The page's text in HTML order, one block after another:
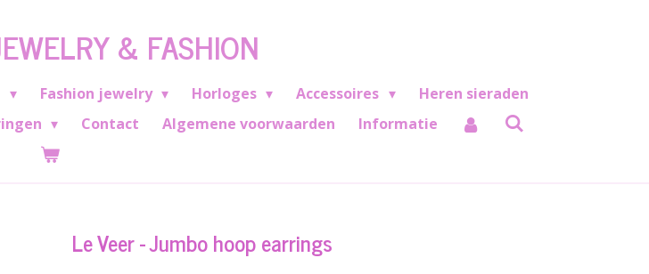
& FASHION
Fashion jewelry Horloges Accessoires
Heren sieraden
Contact Algemene voorwaarden Informatie
Le Veer - Jumbo hoop earrings